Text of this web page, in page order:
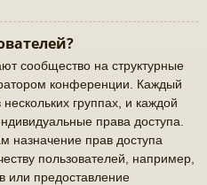
сообщество на структурные
конференции. Каждый
группах, и каждой
права доступа.
назначение прав доступа
пользователей, например,
или предоставление